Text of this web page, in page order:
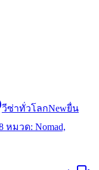
วีซ่าทั่วโลกNewยื่น
หมวด: Nomad,